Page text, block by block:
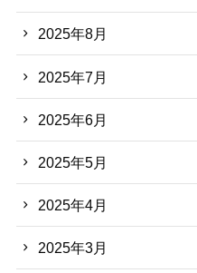
2025年8月
2025年7月
2025年6月
2025年5月
2025年4月
2025年3月